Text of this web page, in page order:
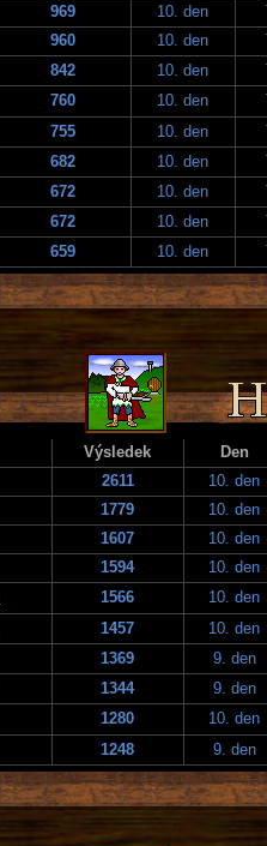
969 10. den
960 10. den
842 10. den
760 10. den
755 10. den
682 10. den
672 10. den
672 10. den
659 10. den
Výsledek
Den
2611
10. den
1779
10. den
1607
10. den
1594
10. den
1566
10. den
1457
10. den
1369
9. den
1344
9. den
1280
10. den
1248 9. den